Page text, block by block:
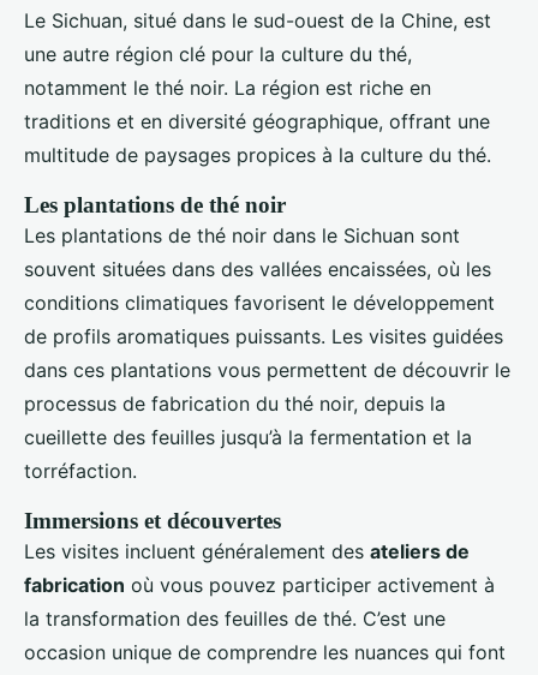
Le Sichuan, situé dans le sud-ouest de la Chine, est
une autre région clé pour la culture du thé,
notamment le thé noir. La région est riche en
traditions et en diversité géographique, offrant une
multitude de paysages propices à la culture du thé.
Les plantations de thé noir
Les plantations de thé noir dans le Sichuan sont
souvent situées dans des vallées encaissées, où les
conditions climatiques favorisent le développement
de profils aromatiques puissants. Les visites guidées
dans ces plantations vous permettent de découvrir le
processus de fabrication du thé noir, depuis la
cueillette des feuilles jusqu’à la fermentation et la
torréfaction.
Immersions et découvertes
Les visites incluent généralement des ateliers de
fabrication où vous pouvez participer activement à
la transformation des feuilles de thé. C’est une
occasion unique de comprendre les nuances qui font